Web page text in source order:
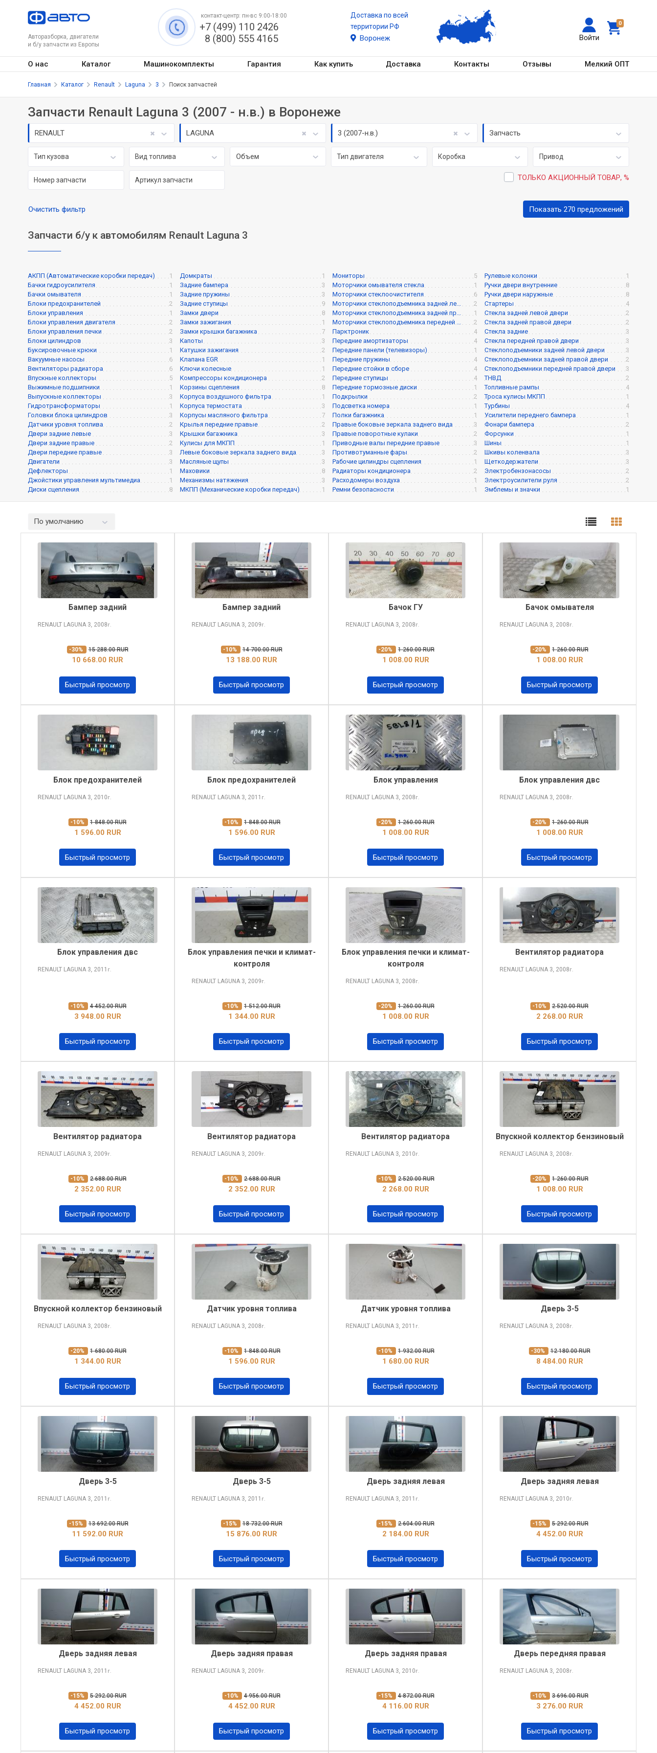
Авторазборка, двигатели
и б/у запчасти из Европы
0
Войти
контакт-центр: пн-вс 9:00-18:00
+7 (499) 110 2426
8 (800) 555 4165
Доставка по всей
территории РФ
Воронеж
О нас Каталог Машинокомплекты Гарантия Как купить Доставка Контакты Отзывы Мелкий ОПТ
Главная Каталог Renault Laguna 3 Поиск запчастей
Запчасти Renault Laguna 3 (2007 - н.в.) в Воронеже
RENAULT LAGUNA 3 (2007-н.в.) Запчасть
Тип кузова Вид топлива Объем Тип двигателя Коробка Привод
ТОЛЬКО АКЦИОННЫЙ ТОВАР, %
Очистить фильтр Показать 270 предложений
Запчасти б/у к автомобилям Renault Laguna 3
АКПП (Автоматические коробки передач)
1
Бачки гидроусилителя
1
Бачки омывателя
1
Блоки предохранителей
2
Блоки управления
1
Блоки управления двигателя
2
Блоки управления печки
2
Блоки цилиндров
3
Буксировочные крюки
1
Вакуумные насосы
6
Вентиляторы радиатора
6
Впускные коллекторы
5
Выжимные подшипники
1
Выпускные коллекторы
3
Гидротрансформаторы
1
Головки блока цилиндров
3
Датчики уровня топлива
2
Двери задние левые
3
Двери задние правые
2
Двери передние правые
3
Двигатели
3
Дефлекторы
1
Джойстики управления мультимедиа
1
Диски сцепления
8
Домкраты
1
Задние бампера
3
Задние пружины
3
Задние ступицы
9
Замки двери
8
Замки зажигания
1
Замки крышки багажника
7
Капоты
3
Катушки зажигания
2
Клапана EGR
1
Ключи колесные
1
Компрессоры кондиционера
2
Корзины сцепления
8
Корпуса воздушного фильтра
1
Корпуса термостата
3
Корпусы масляного фильтра
7
Крылья передние правые
2
Крышки багажника
3
Кулисы для МКПП
1
Левые боковые зеркала заднего вида
3
Масляные щупы
3
Маховики
8
Механизмы натяжения
3
МКПП (Механические коробки передач)
1
Мониторы
5
Моторчики омывателя стекла
1
Моторчики стеклоочистителя
6
Моторчики стеклоподъемника задней ле...
2
Моторчики стеклоподъемника задней пр...
1
Моторчики стеклоподъемника передней ...
2
Парктроник
4
Передние амортизаторы
4
Передние панели (телевизоры)
1
Передние пружины
4
Передние стойки в сборе
4
Передние ступицы
4
Передние тормозные диски
1
Подкрылки
2
Подсветка номера
1
Полки багажника
1
Правые боковые зеркала заднего вида
3
Правые поворотные кулаки
2
Приводные валы передние правые
3
Противотуманные фары
2
Рабочие цилиндры сцепления
1
Радиаторы кондиционера
2
Расходомеры воздуха
1
Ремни безопасности
1
Рулевые колонки
1
Ручки двери внутренние
8
Ручки двери наружные
8
Стартеры
4
Стекла задней левой двери
2
Стекла задней правой двери
2
Стекла задние
3
Стекла передней правой двери
3
Стеклоподъемники задней левой двери
3
Стеклоподъемники задней правой двери
2
Стеклоподъемники передней правой двери
3
ТНВД
2
Топливные рампы
4
Троса кулисы МКПП
1
Турбины
4
Усилители переднего бампера
1
Фонари бампера
2
Форсунки
1
Шины
1
Шкивы коленвала
3
Щеткодержатели
3
Электробензонасосы
2
Электроусилители руля
2
Эмблемы и значки
1
По умолчанию
Бампер задний
RENAULT LAGUNA 3, 2008г.
-30% 15 288.00 RUR
10 668.00 RUR
Быстрый просмотр
Бампер задний
RENAULT LAGUNA 3, 2009г.
-10% 14 700.00 RUR
13 188.00 RUR
Быстрый просмотр
Бачок ГУ
RENAULT LAGUNA 3, 2008г.
-20% 1 260.00 RUR
1 008.00 RUR
Быстрый просмотр
Бачок омывателя
RENAULT LAGUNA 3, 2008г.
-20% 1 260.00 RUR
1 008.00 RUR
Быстрый просмотр
Блок предохранителей
RENAULT LAGUNA 3, 2010г.
-10% 1 848.00 RUR
1 596.00 RUR
Быстрый просмотр
Блок предохранителей
RENAULT LAGUNA 3, 2011 г.
-10% 1 848.00 RUR
1 596.00 RUR
Быстрый просмотр
Блок управления
RENAULT LAGUNA 3, 2008г.
-20% 1 260.00 RUR
1 008.00 RUR
Быстрый просмотр
Блок управления двс
RENAULT LAGUNA 3, 2008г.
-20% 1 260.00 RUR
1 008.00 RUR
Быстрый просмотр
Блок управления двс
RENAULT LAGUNA 3, 2011 г.
-10% 4 452.00 RUR
3 948.00 RUR
Быстрый просмотр
Блок управления печки и климат-
контроля
RENAULT LAGUNA 3, 2009г.
-10% 1 512.00 RUR
1 344.00 RUR
Быстрый просмотр
Блок управления печки и климат-
контроля
RENAULT LAGUNA 3, 2008г.
-20% 1 260.00 RUR
1 008.00 RUR
Быстрый просмотр
Вентилятор радиатора
RENAULT LAGUNA 3, 2008г.
-10% 2 520.00 RUR
2 268.00 RUR
Быстрый просмотр
Вентилятор радиатора
RENAULT LAGUNA 3, 2009г.
-10% 2 688.00 RUR
2 352.00 RUR
Быстрый просмотр
Вентилятор радиатора
RENAULT LAGUNA 3, 2009г.
-10% 2 688.00 RUR
2 352.00 RUR
Быстрый просмотр
Вентилятор радиатора
RENAULT LAGUNA 3, 2010г.
-10% 2 520.00 RUR
2 268.00 RUR
Быстрый просмотр
Впускной коллектор бензиновый
RENAULT LAGUNA 3, 2008г.
-20% 1 260.00 RUR
1 008.00 RUR
Быстрый просмотр
Впускной коллектор бензиновый
RENAULT LAGUNA 3, 2008г.
-20% 1 680.00 RUR
1 344.00 RUR
Быстрый просмотр
Датчик уровня топлива
RENAULT LAGUNA 3, 2008г.
-10% 1 848.00 RUR
1 596.00 RUR
Быстрый просмотр
Датчик уровня топлива
RENAULT LAGUNA 3, 2011 г.
-10% 1 932.00 RUR
1 680.00 RUR
Быстрый просмотр
Дверь 3-5
RENAULT LAGUNA 3, 2008г.
-30% 12 180.00 RUR
8 484.00 RUR
Быстрый просмотр
Дверь 3-5
RENAULT LAGUNA 3, 2011 г.
-15% 13 692.00 RUR
11 592.00 RUR
Быстрый просмотр
Дверь 3-5
RENAULT LAGUNA 3, 2011 г.
-15% 18 732.00 RUR
15 876.00 RUR
Быстрый просмотр
Дверь задняя левая
RENAULT LAGUNA 3, 2011 г.
-15% 2 604.00 RUR
2 184.00 RUR
Быстрый просмотр
Дверь задняя левая
RENAULT LAGUNA 3, 2010г.
-15% 5 292.00 RUR
4 452.00 RUR
Быстрый просмотр
Дверь задняя левая
RENAULT LAGUNA 3, 2011 г.
-15% 5 292.00 RUR
4 452.00 RUR
Быстрый просмотр
Дверь задняя правая
RENAULT LAGUNA 3, 2009г.
-10% 4 956.00 RUR
4 452.00 RUR
Быстрый просмотр
Дверь задняя правая
RENAULT LAGUNA 3, 2010г.
-15% 4 872.00 RUR
4 116.00 RUR
Быстрый просмотр
Дверь передняя правая
RENAULT LAGUNA 3, 2008г.
-10% 3 696.00 RUR
3 276.00 RUR
Быстрый просмотр